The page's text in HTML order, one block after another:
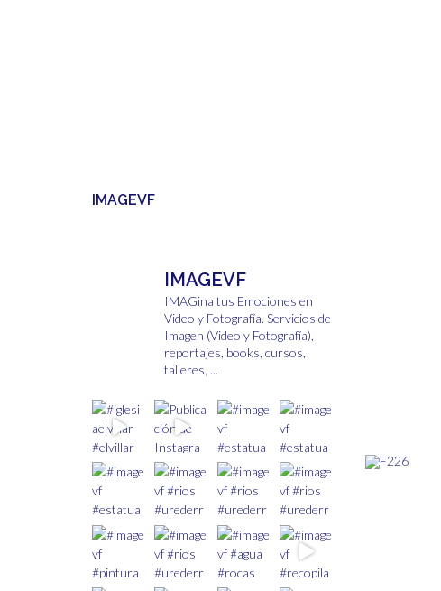
IMAGEVF
IMAGEVF
IMAGina tus Emociones en
Video y Fotografía. Servicios de
Imagen (Video y Fotografía),
reportajes, books, cursos,
talleres, ...